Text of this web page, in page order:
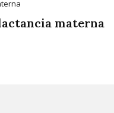
materna